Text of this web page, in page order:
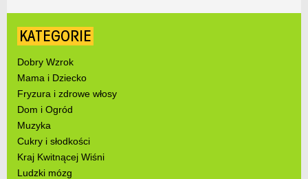
KATEGORIE
Dobry Wzrok
Mama i Dziecko
Fryzura i zdrowe włosy
Dom i Ogród
Muzyka
Cukry i słodkości
Kraj Kwitnącej Wiśni
Ludzki mózg